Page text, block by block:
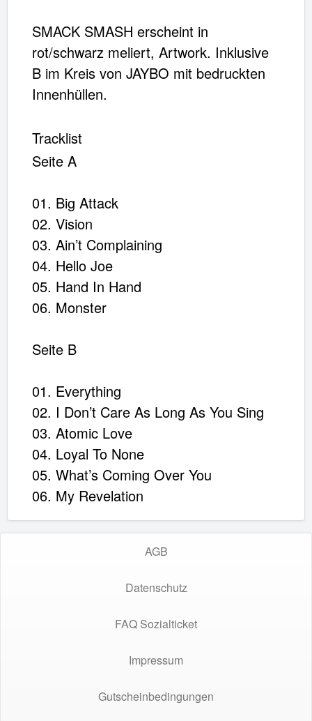
SMACK SMASH erscheint in
rot/schwarz meliert, Artwork. Inklusive
B im Kreis von JAYBO mit bedruckten
Innenhüllen.
Tracklist
Seite A
01. Big Attack
02. Vision
03. Ain’t Complaining
04. Hello Joe
05. Hand In Hand
06. Monster
Seite B
01. Everything
02. I Don’t Care As Long As You Sing
03. Atomic Love
04. Loyal To None
05. What’s Coming Over You
06. My Revelation
Vinyl Smack/Smash, rot/schwarz meliert
Artikel im Warenkorb
AGB
Datenschutz
FAQ Sozialticket
Impressum
Gutscheinbedingungen